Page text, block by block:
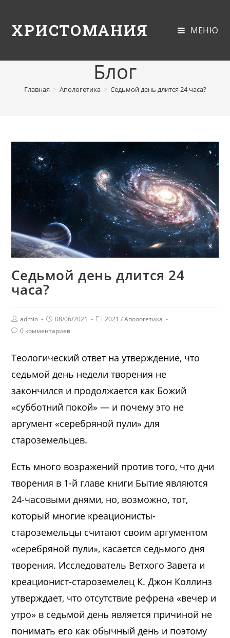
ХРИСТОМАНИЯ МЕНЮ
Блог
Главная > Апологетика > Седьмой день длится 24 часа?
Седьмой день длится 24
часа?
admin 08/06/2021 2021 / Апологетика
0 комментариев
Теологический ответ на утверждение, что
седьмой день недели творения не
закончился и продолжается как Божий
«субботний покой» — и почему это не
аргумент «серебряной пули» для
староземельцев.
Есть много возражений против того, что дни
творения в 1-й главе книги Бытие являются
24-часовыми днями, но, возможно, тот,
который многие креационисты-
староземельцы считают своим аргументом
«серебряной пули», касается седьмого дня
творения. Исследователь Ветхого Завета и
креационист-староземелец К. Джон Коллинз
утверждает, что отсутствие рефрена «вечер и
утро» в седьмой день является причиной не
понимать его как обычный день и поэтому